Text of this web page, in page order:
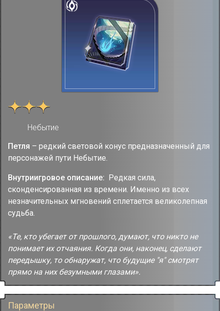
Небытие
Петля – редкий световой конус предназначенный для
персонажей пути Небытие.
Внутриигровое описание: Редкая сила,
сконденсированная из времени. Именно из всех
незначительных мгновений сплетается великолепная
судьба.
«Те, кто убегает от прошлого, думают, что никто не
понимает их отчаяния. Когда они, наконец, сделают
передышку, то обнаружат, что будущие "я" смотрят
прямо на них безумными глазами».
Параметры